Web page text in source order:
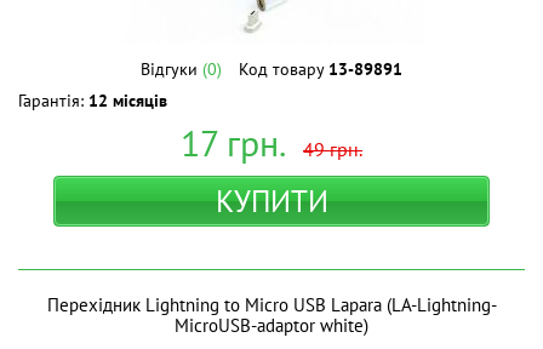
Відгуки (0) Код товару 13-89891
Гарантія: 12 місяців
17грн. 49грн.
КУПИТИ
Перехідник Lightning to Micro USB Lapara (LA-Lightning-
MicroUSB-adaptor white)